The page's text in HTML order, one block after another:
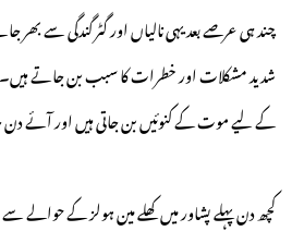
چند ہی عرصے بعد یہی نالیاں اور گٹر گندگی سے
شدید مشکلات اور خطرات کا سبب بن جاتے ہیں۔
کے لیے موت کے کنوئیں بن جاتی ہیں اور آئے دن
کچھ دن پہلے پشاور میں کھلے مین ہولز کے حوالے